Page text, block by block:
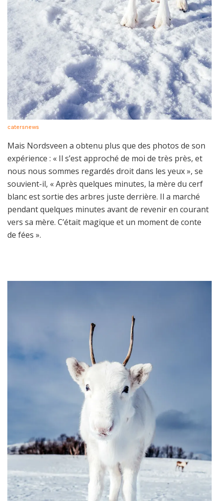
catersnews
Mais Nordsveen a obtenu plus que des photos de son
expérience : « Il s’est approché de moi de très près, et
nous nous sommes regardés droit dans les yeux », se
souvient-il, « Après quelques minutes, la mère du cerf
blanc est sortie des arbres juste derrière. Il a marché
pendant quelques minutes avant de revenir en courant
vers sa mère. C’était magique et un moment de conte
de fées ».